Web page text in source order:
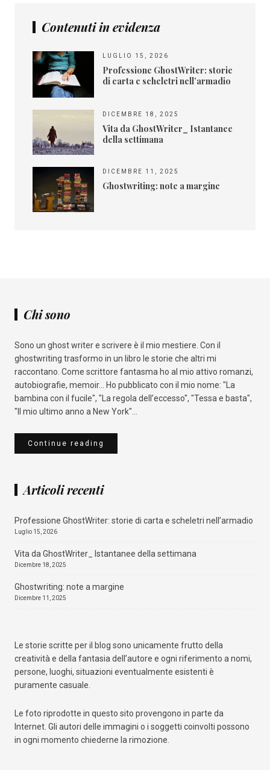
Contenuti in evidenza
LUGLIO 15, 2026
Professione GhostWriter: storie
di carta e scheletri nell’armadio
DICEMBRE 18, 2025
Vita da GhostWriter_ Istantanee
della settimana
DICEMBRE 11, 2025
Ghostwriting: note a margine
Chi sono
Sono un ghost writer e scrivere è il mio mestiere. Con il
ghostwriting trasformo in un libro le storie che altri mi
raccontano. Come scrittore fantasma ho al mio attivo romanzi,
autobiografie, memoir... Ho pubblicato con il mio nome: "La
bambina con il fucile", "La regola dell’eccesso", "Tessa e basta",
"Il mio ultimo anno a New York"...
Continue reading
Articoli recenti
Professione GhostWriter: storie di carta e scheletri nell’armadio
Luglio 15, 2026
Vita da GhostWriter_ Istantanee della settimana
Dicembre 18, 2025
Ghostwriting: note a margine
Dicembre 11, 2025
Le storie scritte per il blog sono unicamente frutto della
creatività e della fantasia dell’autore e ogni riferimento a nomi,
persone, luoghi, situazioni eventualmente esistenti è
puramente casuale.
Le foto riprodotte in questo sito provengono in parte da
Internet. Gli autori delle immagini o i soggetti coinvolti possono
in ogni momento chiederne la rimozione.